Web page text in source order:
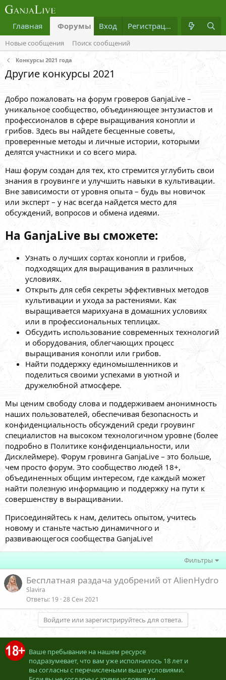
Главная Форумы Что нового? Медиа
Вход Регистрация
Новые сообщения Поиск сообщений
Конкурсы 2021 года
Другие конкурсы 2021
Добро пожаловать на форум гроверов GanjaLive –
уникальное сообщество, объединяющее энтузиастов и
профессионалов в сфере выращивания конопли и
грибов. Здесь вы найдете бесценные советы,
проверенные методы и личные истории, которыми
делятся участники и со всего мира.
Наш форум создан для тех, кто стремится углубить свои
знания в гроувинге и улучшить навыки в культивации.
Вне зависимости от уровня опыта – будь вы новичок
или эксперт – у нас всегда найдется место для
обсуждений, вопросов и обмена идеями.
На GanjaLive вы сможете:
Узнать о лучших сортах конопли и грибов,
подходящих для выращивания в различных
условиях.
Открыть для себя секреты эффективных методов
культивации и ухода за растениями. Как
выращивается марихуана в домашних условиях
или в профессиональных теплицах.
Обсудить использование современных технологий
и оборудования, облегчающих процесс
выращивания конопли или грибов.
Найти поддержку единомышленников и
поделиться своими успехами в уютной и
дружелюбной атмосфере.
Мы ценим свободу слова и поддерживаем анонимность
наших пользователей, обеспечивая безопасность и
конфиденциальность обсуждений среди гроувинг
специалистов на высоком технологичном уровне (более
подробно в Политике конфиденциальности, или
Дисклеймере). Форум гровинга GanjaLive – это больше,
чем просто форум. Это сообщество людей 18+,
объединенных общим интересом, где каждый может
найти полезную информацию и поддержку на пути к
совершенству в выращивании.
Присоединяйтесь к нам, делитесь опытом, учитесь
новому и станьте частью динамичного и
развивающегося сообщества GanjaLive!
Фильтры
Бесплатная раздача удобрений от AlienHydro
Slavira
Ответы 19 28 Сен 2021
Войдите или зарегистрируйтесь для ответа.
Ваше пребывание на нашем ресурсе
подразумевает, что вам уже исполнилось 18 лет и
вы согласны с перечислеными выше условиями.